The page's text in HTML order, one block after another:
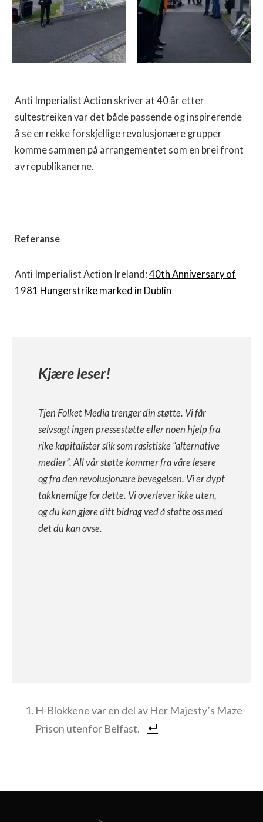
Anti Imperialist Action skriver at 40 år etter
sultestreiken var det både passende og inspirerende
å se en rekke forskjellige revolusjonære grupper
komme sammen på arrangementet som en brei front
av republikanerne.
Referanse
Anti Imperialist Action Ireland: 40th Anniversary of
1981 Hungerstrike marked in Dublin
Kjære leser!
Tjen Folket Media trenger din støtte. Vi får
selvsagt ingen pressestøtte eller noen hjelp fra
rike kapitalister slik som rasistiske “alternative
medier”. All vår støtte kommer fra våre lesere
og fra den revolusjonære bevegelsen. Vi er dypt
takknemlige for dette. Vi overlever ikke uten,
og du kan gjøre ditt bidrag ved å støtte oss med
det du kan avse.
H-Blokkene var en del av Her Majesty’s Maze
Prison utenfor Belfast.